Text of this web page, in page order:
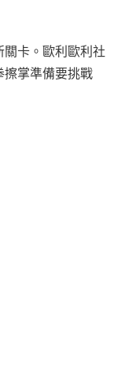
卡。歐利歐利社
擦掌準備要挑戰